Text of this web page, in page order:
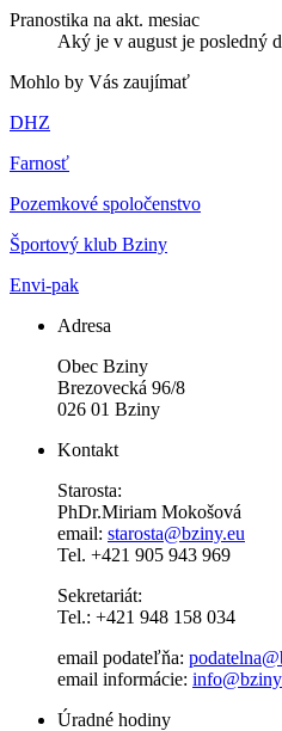
Pranostika na akt. mesiac
Aký je v august je posledný
Mohlo by Vás zaujímať
DHZ
Farnosť
Pozemkové spoločenstvo
Športový klub Bziny
Envi-pak
Adresa
Obec Bziny
Brezovecká 96/8
026 01 Bziny
Kontakt
Starosta:
PhDr.Miriam Mokošová
email: starosta@bziny.eu
Tel. +421 905 943 969
Sekretariát:
Tel.: +421 948 158 034
email podateľňa:
email informácie:
Úradné hodiny